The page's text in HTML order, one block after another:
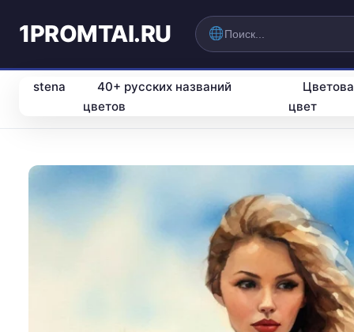
1PROMTAI.RU
stena
40+ русских названий
цветов
цвет